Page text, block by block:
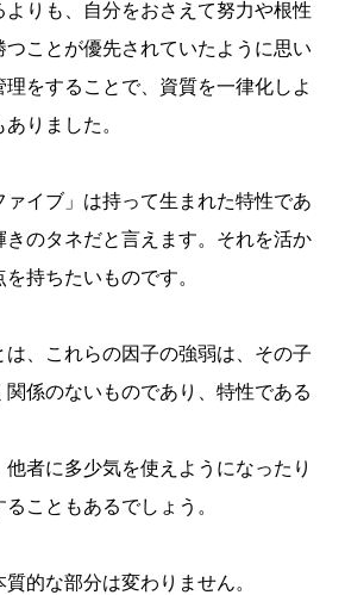
りも、自分をおさえて努力や根性
ことが優先されていたように思い
理をすることで、資質を一律化しよ
りました。
ァイブ」は持って生まれた特性であ
きのタネだと言えます。それを活か
持ちたいものです。
、これらの因子の強弱は、その子
係のないものであり、特性である
者に多少気を使えようになったり
こともあるでしょう。
的な部分は変わりません。